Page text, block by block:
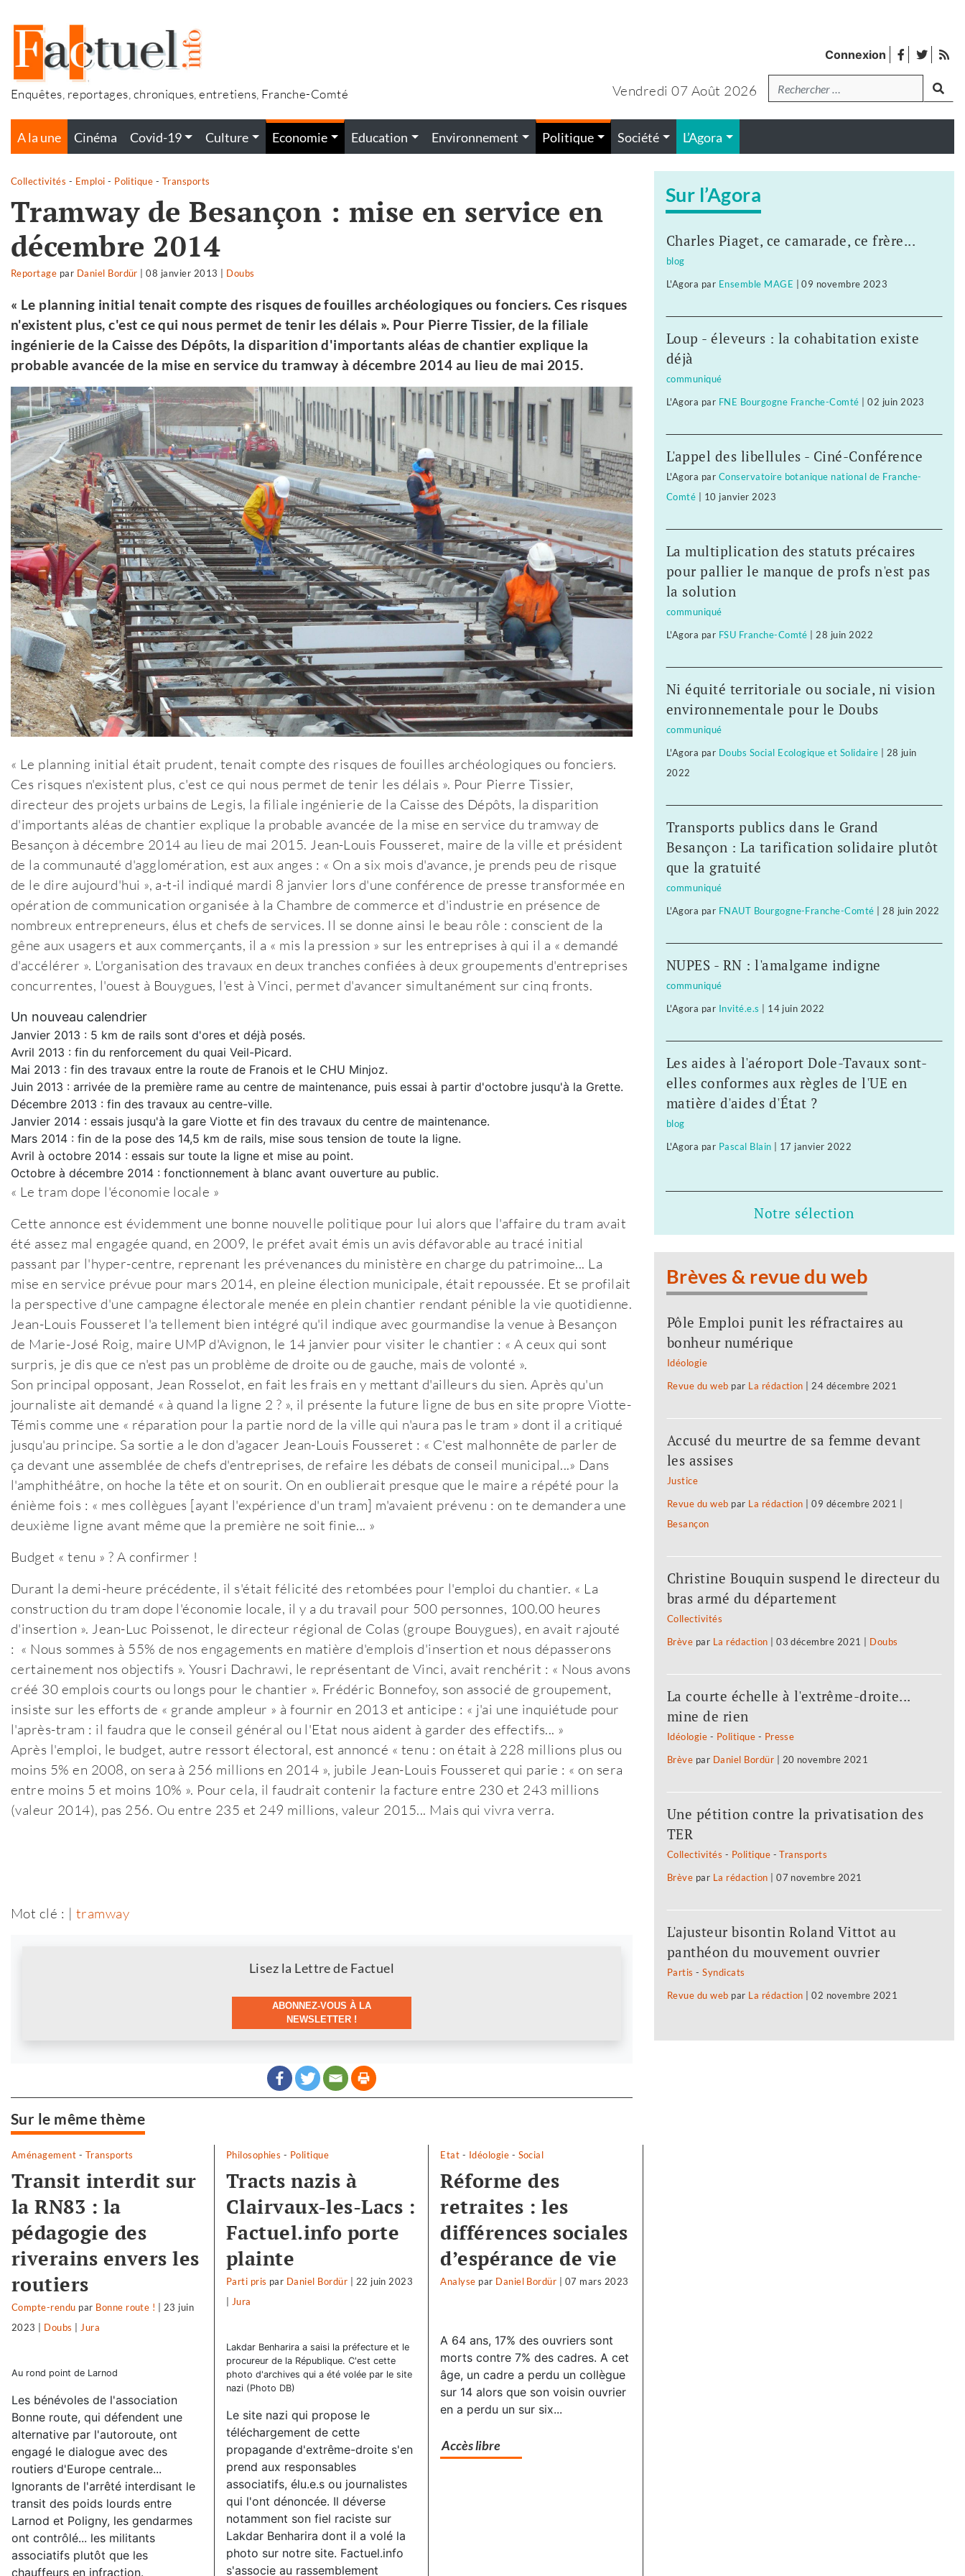
contenu
Enquêtes, reportages, chroniques, entretiens, Franche-Comté
Connexion facebook
twitter
Vendredi 07 Août 2026Recherche
A la une Cinéma Covid-19 Culture Economie Education Environnement Politique Société L’Agora
Collectivités - Emploi - Politique - Transports
Tramway de Besançon : mise en service en
décembre 2014
Reportage par Daniel Bordür |08 janvier 2013 Doubs
« Le planning initial tenait compte des risques de fouilles archéologiques ou fonciers. Ces risques
n'existent plus, c'est ce qui nous permet de tenir les délais ». Pour Pierre Tissier, de la filiale
ingénierie de la Caisse des Dépôts, la disparition d'importants aléas de chantier explique la
probable avancée de la mise en service du tramway à décembre 2014 au lieu de mai 2015.
« Le planning initial était prudent, tenait compte des risques de fouilles archéologiques ou fonciers.
Ces risques n'existent plus, c'est ce qui nous permet de tenir les délais ». Pour Pierre Tissier,
directeur des projets urbains de Legis, la filiale ingénierie de la Caisse des Dépôts, la disparition
d'importants aléas de chantier explique la probable avancée de la mise en service du tramway de
Besançon à décembre 2014 au lieu de mai 2015. Jean-Louis Fousseret, maire de la ville et président
de la communauté d'agglomération, est aux anges : « On a six mois d'avance, je prends peu de risque
de le dire aujourd'hui », a-t-il indiqué mardi 8 janvier lors d'une conférence de presse transformée en
opération de communication organisée à la Chambre de commerce et d'industrie en présence de
nombreux entrepreneurs, élus et chefs de services. Il se donne ainsi le beau rôle : conscient de la
gêne aux usagers et aux commerçants, il a « mis la pression » sur les entreprises à qui il a « demandé
d'accélérer ». L'organisation des travaux en deux tranches confiées à deux groupements d'entreprises
concurrentes, l'ouest à Bouygues, l'est à Vinci, permet d'avancer simultanément sur cinq fronts.
Un nouveau calendrier
Janvier 2013 : 5 km de rails sont d'ores et déjà posés.
Avril 2013 : fin du renforcement du quai Veil-Picard.
Mai 2013 : fin des travaux entre la route de Franois et le CHU Minjoz.
Juin 2013 : arrivée de la première rame au centre de maintenance, puis essai à partir d'octobre jusqu'à la Grette.
Décembre 2013 : fin des travaux au centre-ville.
Janvier 2014 : essais jusqu'à la gare Viotte et fin des travaux du centre de maintenance.
Mars 2014 : fin de la pose des 14,5 km de rails, mise sous tension de toute la ligne.
Avril à octobre 2014 : essais sur toute la ligne et mise au point.
Octobre à décembre 2014 : fonctionnement à blanc avant ouverture au public.
« Le tram dope l'économie locale »
Cette annonce est évidemment une bonne nouvelle politique pour lui alors que l'affaire du tram avait
été assez mal engagée quand, en 2009, le préfet avait émis un avis défavorable au tracé initial
passant par l'hyper-centre, reprenant les prévenances du ministère en charge du patrimoine... La
mise en service prévue pour mars 2014, en pleine élection municipale, était repoussée. Et se profilait
la perspective d'une campagne électorale menée en plein chantier rendant pénible la vie quotidienne.
Jean-Louis Fousseret l'a tellement bien intégré qu'il indique avec gourmandise la venue à Besançon
de Marie-José Roig, maire UMP d'Avignon, le 14 janvier pour visiter le chantier : « A ceux qui sont
surpris, je dis que ce n'est pas un problème de droite ou de gauche, mais de volonté ».
Son principal opposant, Jean Rosselot, en fait les frais en y mettant d'ailleurs du sien. Après qu'un
journaliste ait demandé « à quand la ligne 2 ? », il présente la future ligne de bus en site propre Viotte-
Témis comme une « réparation pour la partie nord de la ville qui n'aura pas le tram » dont il a critiqué
jusqu'au principe. Sa sortie a le don d'agacer Jean-Louis Fousseret : « C'est malhonnête de parler de
ça devant une assemblée de chefs d'entreprises, de refaire les débats de conseil municipal...» Dans
l'amphithéâtre, on hoche la tête et on sourit. On en oublierait presque que le maire a répété pour la
énième fois : « mes collègues [ayant l'expérience d'un tram] m'avaient prévenu : on te demandera une
deuxième ligne avant même que la première ne soit finie... »
Budget « tenu » ? A confirmer !
Durant la demi-heure précédente, il s'était félicité des retombées pour l'emploi du chantier. « La
construction du tram dope l'économie locale, il y a du travail pour 500 personnes, 100.00 heures
d'insertion ». Jean-Luc Poissenot, le directeur régional de Colas (groupe Bouygues), en avait rajouté
: « Nous sommes à 55% de nos engagements en matière d'emplois d'insertion et nous dépasserons
certainement nos objectifs ». Yousri Dachrawi, le représentant de Vinci, avait renchérit : « Nous avons
créé 30 emplois courts ou longs pour le chantier ». Frédéric Bonnefoy, son associé de groupement,
insiste sur les efforts de « grande ampleur » à fournir en 2013 et anticipe : « j'ai une inquiétude pour
l'après-tram : il faudra que le conseil général ou l'Etat nous aident à garder des effectifs... »
Après l'emploi, le budget, autre ressort électoral, est annoncé « tenu : on était à 228 millions plus ou
moins 5% en 2008, on sera à 256 millions en 2014 », jubile Jean-Louis Fousseret qui parie : « on sera
entre moins 5 et moins 10% ». Pour cela, il faudrait contenir la facture entre 230 et 243 millions
(valeur 2014), pas 256. Ou entre 235 et 249 millions, valeur 2015... Mais qui vivra verra.
Mot clé : | tramway
Lisez la Lettre de Factuel
ABONNEZ-VOUS À LA
NEWSLETTER !
Sur le même thème
Aménagement - Transports
Transit interdit sur
la RN83 : la
pédagogie des
riverains envers les
routiers
Compte-rendu par Bonne route !
23 juin
2023
Doubs |Jura
Au rond point de Larnod
Les bénévoles de l'association
Bonne route, qui défendent une
alternative par l'autoroute, ont
engagé le dialogue avec des
routiers d'Europe centrale...
Ignorants de l'arrêté interdisant le
transit des poids lourds entre
Larnod et Poligny, les gendarmes
ont contrôlé... les militants
associatifs plutôt que les
chauffeurs en infraction.
Philosophies - Politique
Tracts nazis à
Clairvaux-les-Lacs :
Factuel.info porte
plainte
Parti pris par Daniel Bordür
22 juin 2023
Jura
Lakdar Benharira a saisi la préfecture et le
procureur de la République. C'est cette
photo d'archives qui a été volée par le site
nazi (Photo DB)
Le site nazi qui propose le
téléchargement de cette
propagande d'extrême-droite s'en
prend aux responsables
associatifs, élu.e.s ou journalistes
qui l'ont dénoncée. Il déverse
notamment son fiel raciste sur
Lakdar Benharira dont il a volé la
photo sur notre site. Factuel.info
s'associe au rassemblement
Etat - Idéologie - Social
Réforme des
retraites : les
différences sociales
d’espérance de vie
Analyse par Daniel Bordür 07 mars 2023
A 64 ans, 17% des ouvriers sont
morts contre 7% des cadres. A cet
âge, un cadre a perdu un collègue
sur 14 alors que son voisin ouvrier
en a perdu un sur six...
Accès libre
Sur l’Agora
Charles Piaget, ce camarade, ce frère...
blog
L'Agora par Ensemble MAGE |09 novembre 2023
Loup - éleveurs : la cohabitation existe
déjà
communiqué
L'Agora par FNE Bourgogne Franche-Comté |02 juin 2023
L'appel des libellules - Ciné-Conférence
L'Agora par Conservatoire botanique national de Franche-
Comté
10 janvier 2023
La multiplication des statuts précaires
pour pallier le manque de profs n'est pas
la solution
communiqué
L'Agora par FSU Franche-Comté 28 juin 2022
Ni équité territoriale ou sociale, ni vision
environnementale pour le Doubs
communiqué
L'Agora par Doubs Social Ecologique et Solidaire
28 juin
2022
Transports publics dans le Grand
Besançon : La tarification solidaire plutôt
que la gratuité
communiqué
L'Agora par FNAUT Bourgogne-Franche-Comté 28 juin 2022
NUPES - RN : l'amalgame indigne
communiqué
L'Agora par Invité.e.s 14 juin 2022
Les aides à l'aéroport Dole-Tavaux sont-
elles conformes aux règles de l'UE en
matière d'aides d'État ?
blog
L'Agora par Pascal Blain 17 janvier 2022
Notre sélection
Brèves & revue du web
Pôle Emploi punit les réfractaires au
bonheur numérique
Idéologie
Revue du web par La rédaction 24 décembre 2021
Accusé du meurtre de sa femme devant
les assises
Justice
Revue du web par La rédaction |09 décembre 2021
Besançon
Christine Bouquin suspend le directeur du
bras armé du département
Collectivités
Brève par La rédaction |03 décembre 2021 Doubs
La courte échelle à l'extrême-droite...
mine de rien
Idéologie - Politique - Presse
Brève par Daniel Bordür 20 novembre 2021
Une pétition contre la privatisation des
TER
Collectivités - Politique -Transports
Brève par La rédaction |07 novembre 2021
L'ajusteur bisontin Roland Vittot au
panthéon du mouvement ouvrier
Partis -Syndicats
Revue du web par La rédaction |02 novembre 2021